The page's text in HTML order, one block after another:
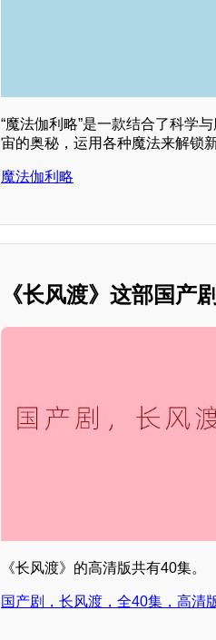
“魔法伽利略”是一款结合了科学
宙的奥秘，运用各种魔法来解锁
魔法伽利略
《长风渡》这部国产
《长风渡》的高清版共有40集。
国产剧，长风渡，全40集，高清